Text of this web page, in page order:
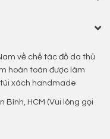
về chế tác đồ da thủ
hoàn toàn được làm
xách handmade
Bình, HCM (Vui lòng gọi